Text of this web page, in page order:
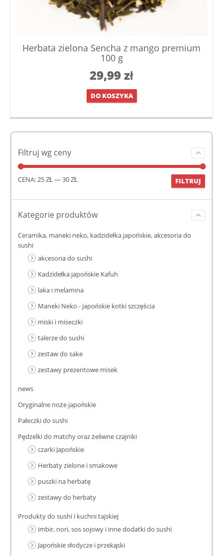
Herbata zielona Sencha z mango premium
100 g
29,99zł
DO KOSZYKA
Filtruj wg ceny
FILTRUJ
CENA:25 ZŁ—30 ZŁ
Kategorie produktów
Ceramika, maneki neko, kadzidełka japońskie, akcesoria do
sushi
akcesoria do sushi
Kadzidełka japońskie Kafuh
laka i melamina
Maneki Neko - japońskie kotki szczęścia
miski i miseczki
talerze do sushi
zestaw do sake
zestawy prezentowe misek
news
Oryginalne noże japońskie
Pałeczki do sushi
Pędzelki do matchy oraz żeliwne czajniki
czarki Japońskie
Herbaty zielone i smakowe
puszki na herbatę
zestawy do herbaty
Produkty do sushi i kuchni tajskiej
imbir, nori, sos sojowy i inne dodatki do sushi
Japońskie słodycze i przekąski